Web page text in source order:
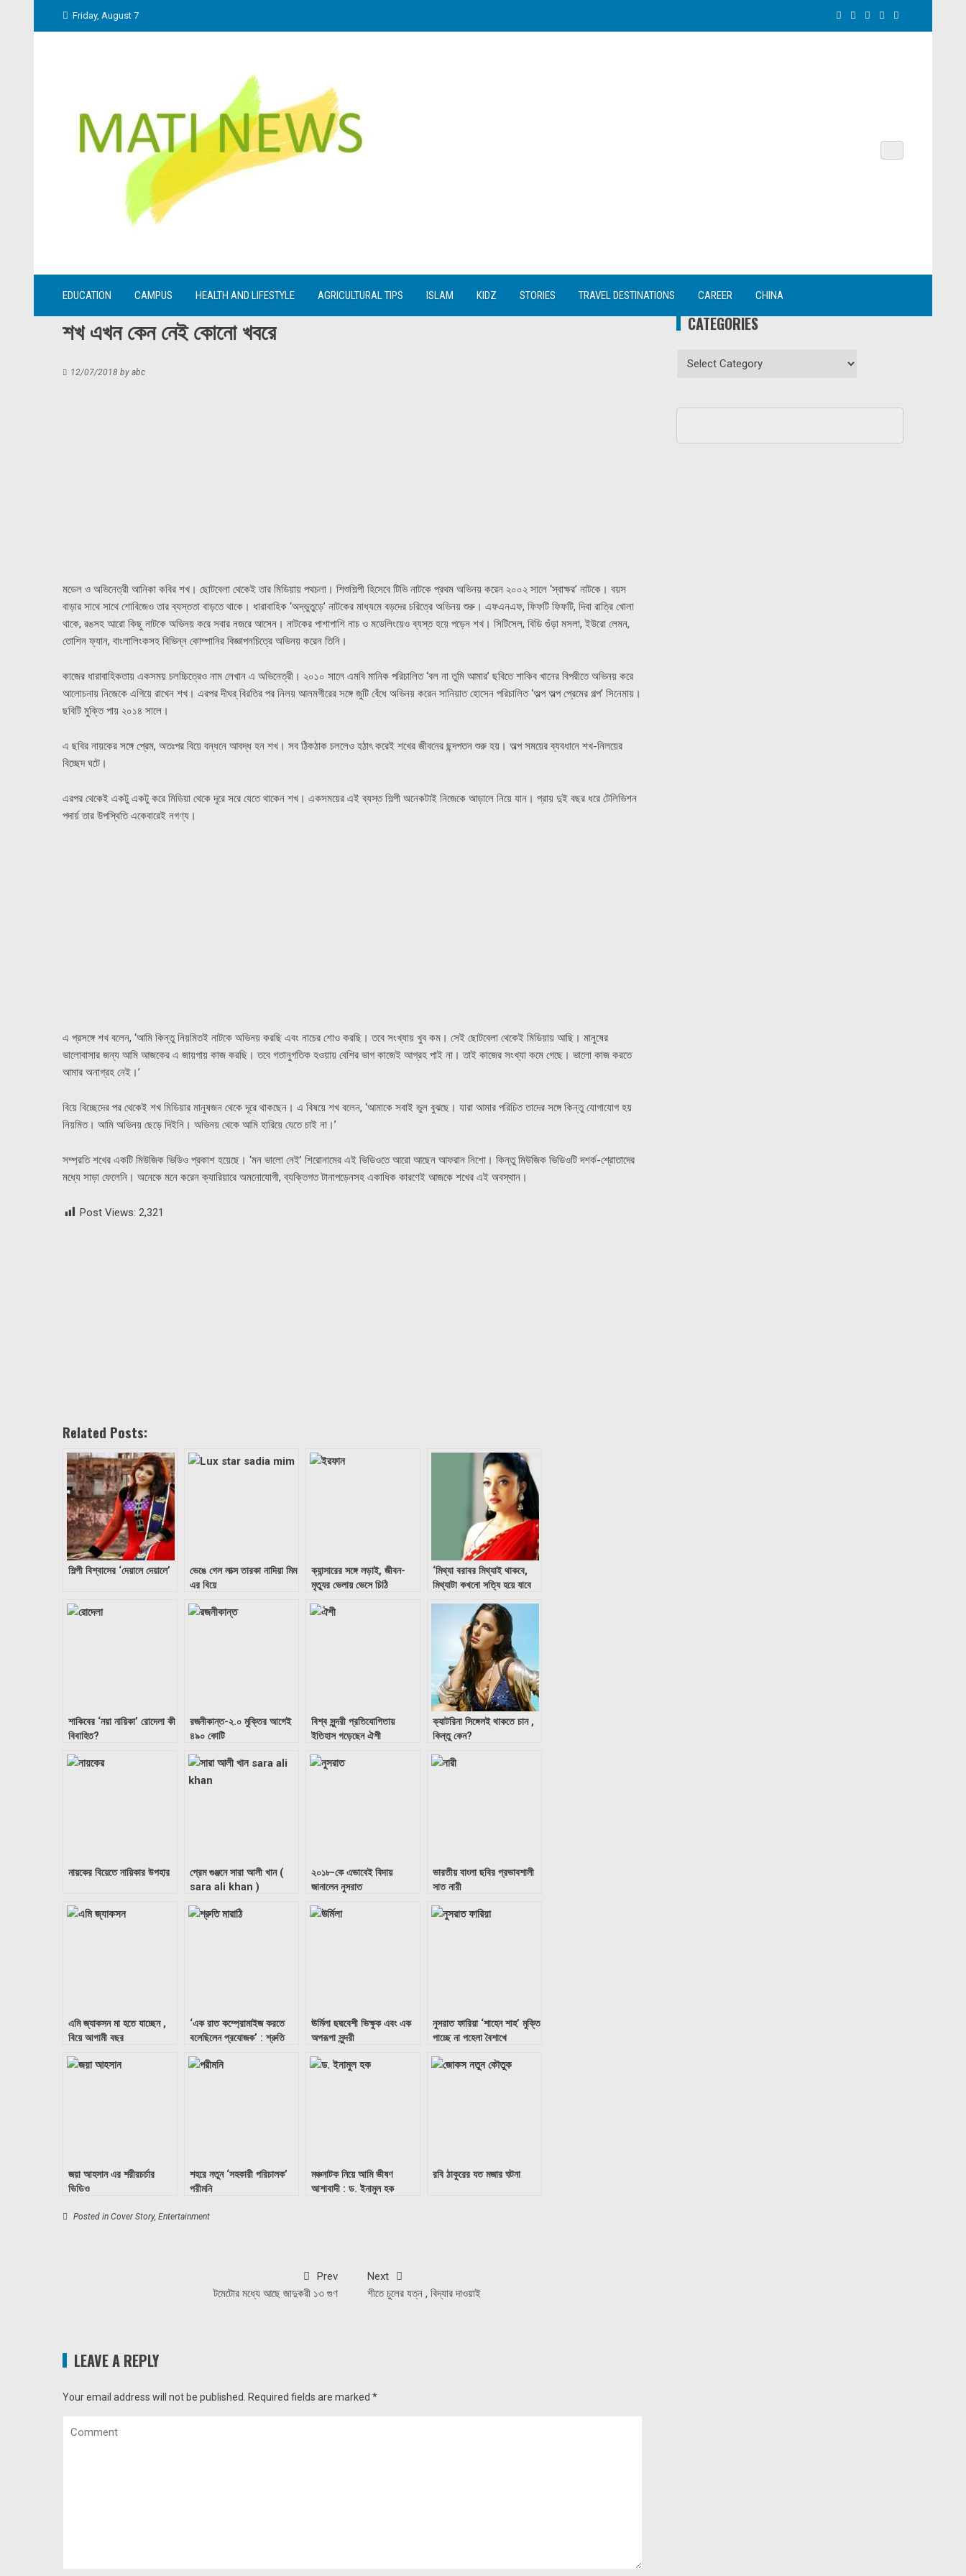
Friday, August 7
EDUCATION CAMPUS HEALTH AND LIFESTYLE AGRICULTURAL TIPS ISLAM KIDZ STORIES TRAVEL DESTINATIONS CAREER CHINA
শখ এখন কেন নেই কোনো খবরে
12/07/2018 by abc
মডেল ও অভিনেত্রী আনিকা কবির শখ। ছোটবেলা থেকেই তার মিডিয়ায় পথচলা। শিশুশিল্পী হিসেবে টিভি নাটকে প্রথম অভিনয় করেন ২০০২ সালে ‘স্বাক্ষর’ নাটকে। বয়স
বাড়ার সাথে সাথে শোবিজেও তার ব্যস্ততা বাড়তে থাকে। ধারাবাহিক ‘অদ্ভুতুড়ে’ নাটকের মাধ্যমে বড়দের চরিত্রে অভিনয় শুরু। এফএনএফ, ফিফটি ফিফটি, দিবা রাত্রি খোলা
থাকে, রঙসহ আরো কিছু নাটকে অভিনয় করে সবার নজরে আসেন। নাটকের পাশাপাশি নাচ ও মডেলিংয়েও ব্যস্ত হয়ে পড়েন শখ। সিটিসেল, বিডি গুঁড়া মসলা, ইউরো লেমন,
তোশিন ফ্যান, বাংলালিংকসহ বিভিন্ন কোম্পানির বিজ্ঞাপনচিত্রে অভিনয় করেন তিনি।
কাজের ধারাবাহিকতায় একসময় চলচ্চিত্রেও নাম লেখান এ অভিনেত্রী। ২০১০ সালে এমবি মানিক পরিচালিত ‘বল না তুমি আমার’ ছবিতে শাকিব খানের বিপরীতে অভিনয় করে
আলোচনায় নিজেকে এগিয়ে রাখেন শখ। এরপর দীঘর্ বিরতির পর নিলয় আলমগীরের সঙ্গে জুটি বেঁধে অভিনয় করেন সানিয়াত হোসেন পরিচালিত ‘অল্প অল্প প্রেমের গল্প’ সিনেমায়।
ছবিটি মুক্তি পায় ২০১৪ সালে।
এ ছবির নায়কের সঙ্গে প্রেম, অতঃপর বিয়ে বন্ধনে আবদ্ধ হন শখ। সব ঠিকঠাক চললেও হঠাৎ করেই শখের জীবনের ছন্দপতন শুরু হয়। অল্প সময়ের ব্যবধানে শখ-নিলয়ের
বিচ্ছেদ ঘটে।
এরপর থেকেই একটু একটু করে মিডিয়া থেকে দূরে সরে যেতে থাকেন শখ। একসময়ের এই ব্যস্ত শিল্পী অনেকটাই নিজেকে আড়ালে নিয়ে যান। প্রায় দুই বছর ধরে টেলিভিশন
পদার্য় তার উপস্থিতি একেবারেই নগণ্য।
এ প্রসঙ্গে শখ বলেন, ‘আমি কিন্তু নিয়মিতই নাটকে অভিনয় করছি এবং নাচের শোও করছি। তবে সংখ্যায় খুব কম। সেই ছোটবেলা থেকেই মিডিয়ায় আছি। মানুষের
ভালোবাসার জন্য আমি আজকের এ জায়গায় কাজ করছি। তবে গতানুগতিক হওয়ায় বেশির ভাগ কাজেই আগ্রহ পাই না। তাই কাজের সংখ্যা কমে গেছে। ভালো কাজ করতে
আমার অনাগ্রহ নেই।’
বিয়ে বিচ্ছেদের পর থেকেই শখ মিডিয়ার মানুষজন থেকে দূরে থাকছেন। এ বিষয়ে শখ বলেন, ‘আমাকে সবাই ভুল বুঝছে। যারা আমার পরিচিত তাদের সঙ্গে কিন্তু যোগাযোগ হয়
নিয়মিত। আমি অভিনয় ছেড়ে দিইনি। অভিনয় থেকে আমি হারিয়ে যেতে চাই না।’
সম্প্রতি শখের একটি মিউজিক ভিডিও প্রকাশ হয়েছে। ‘মন ভালো নেই’ শিরোনামের এই ভিডিওতে আরো আছেন আফরান নিশো। কিন্তু মিউজিক ভিডিওটি দশর্ক-শ্রোতাদের
মধ্যে সাড়া ফেলেনি। অনেকে মনে করেন ক্যারিয়ারে অমনোযোগী, ব্যক্তিগত টানাপড়েনসহ একাধিক কারণেই আজকে শখের এই অবস্থান।
Post Views: 2,321
Related Posts:
শিল্পী বিশ্বাসের ‘দেয়ালে দেয়ালে’
ভেঙে গেল লাক্স তারকা নাদিয়া মিম
এর বিয়ে
ক্যান্সারের সঙ্গে লড়াই, জীবন-
মৃত্যুর ভেলায় ভেসে চিঠি
‘মিথ্যা বরাবর মিথ্যাই থাকবে,
মিথ্যাটা কখনো সত্যি হয়ে যাবে
শাকিবের ‘নয়া নায়িকা’ রোদেলা কী
বিবাহিত?
রজনীকান্ত-২.০ মুক্তির আগেই
৪৯০ কোটি
বিশ্ব সুন্দরী প্রতিযোগিতায়
ইতিহাস গড়েছেন ঐশী
ক্যাটরিনা সিঙ্গেলই থাকতে চান ,
কিন্তু কেন?
নায়কের বিয়েতে নায়িকার উপহার
প্রেম গুঞ্জনে সারা আলী খান (
sara ali khan )
২০১৮-কে এভাবেই বিদায়
জানালেন নুসরাত
ভারতীয় বাংলা ছবির প্রভাবশালী
সাত নারী
এমি জ্যাকসন মা হতে যাচ্ছেন ,
বিয়ে আগামী বছর
‘এক রাত কম্প্রোমাইজ করতে
বলেছিলেন প্রযোজক’ : শ্রুতি
ঊর্মিলা ছদ্মবেশী ভিক্ষুক এবং এক
অপরূপা সুন্দরী
নুসরাত ফারিয়া ‘শাহেন শাহ’ মুক্তি
পাচ্ছে না পহেলা বৈশাখে
জয়া আহসান এর শরীরচর্চার
ভিডিও
শহরে নতুন ‘সহকারী পরিচালক’
পরীমনি
মঞ্চনাটক নিয়ে আমি ভীষণ
আশাবাদী : ড. ইনামুল হক
রবি ঠাকুরের যত মজার ঘটনা
Posted in Cover Story, Entertainment
Prev
টমেটোর মধ্যে আছে জাদুকরী ১৩ গুণ
Next
শীতে চুলের যত্ন , বিদ্যার দাওয়াই
LEAVE A REPLY
Your email address will not be published. Required fields are marked *
CATEGORIES
Categories